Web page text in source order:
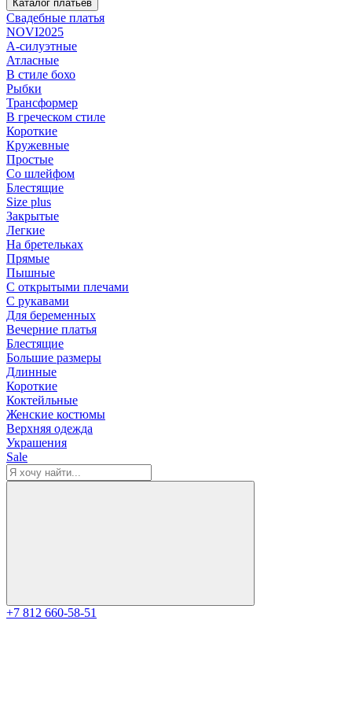
Каталог платьев
Свадебные платья
NOVI2025
А-силуэтные
Атласные
В стиле бохо
Рыбки
Трансформер
В греческом стиле
Короткие
Кружевные
Простые
Со шлейфом
Блестящие
Size plus
Закрытые
Легкие
На бретельках
Прямые
Пышные
С открытыми плечами
С рукавами
Для беременных
Вечерние платья
Блестящие
Большие размеры
Длинные
Короткие
Коктейльные
Женские костюмы
Верхняя одежда
Украшения
Sale
+7 812 660-58-51